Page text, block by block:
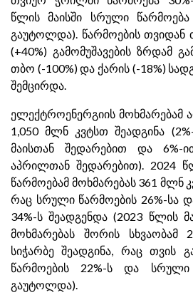
წლის მაისში სრული
გაუტოლდა). წარმოების თვიდან
(+40%) გამომუშავების ზრდამ
თბო (-100%) და ქარის (-18%)
შემცირდა.
ელექტროენერგიის მოხმარებამ
1,050 მლნ კვტსთ შეადგინა
მაისთან შედარებით და 6%-
აპრილთან შედარებით). 2024
წარმოებამ მოხმარებას 361 მლნ
რაც სრული წარმოების 26%-სა
34%-ს შეადგენდა (2023 წლის
მოხმარებას შორის სხვაობამ
სიჭარბე შეადგინა, რაც თვის
წარმოების 22%-ს და სრული
გაუტოლდა).